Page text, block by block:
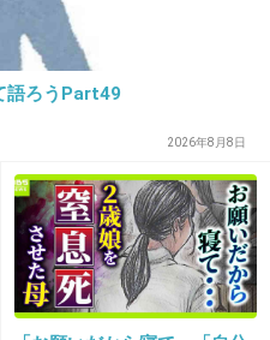
？
+282
丈夫なの？
+289 -5
語ろうPart49
2026年8月8日